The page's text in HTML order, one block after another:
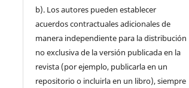
b). Los autores pueden establecer
acuerdos contractuales adicionales de
manera independiente para la distribución
no exclusiva de la versión publicada en la
revista (por ejemplo, publicarla en un
repositorio o incluirla en un libro), siempre